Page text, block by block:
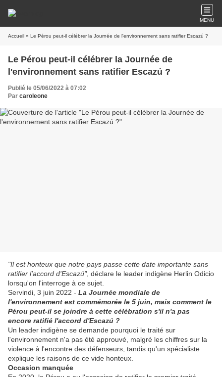
MENU
Accueil » Le Pérou peut-il célébrer la Journée de l'environnement sans ratifier Escazú ?
Le Pérou peut-il célébrer la Journée de
l'environnement sans ratifier Escazú ?
Publié le 05/06/2022 à 07:02
Par caroleone
"Il est honteux que notre pays passe cette date importante sans
ratifier l'accord d'Escazú", déclare le leader indigène Herlin Odicio
lorsqu'on l'interroge à ce sujet.
Servindi, 3 juin 2022 - La Journée mondiale de
l'environnement est commémorée le 5 juin, mais comment le
Pérou peut-il se joindre à cette célébration s'il n'a pas
encore ratifié l'accord d'Escazú ?
Un leader indigène se demande pourquoi le traité sur
l'environnement n'a pas été approuvé, malgré les chiffres sur la
violence à l'encontre des défenseurs, tandis qu'un spécialiste
explique les raisons de ce vide honteux.
Occasion manquée